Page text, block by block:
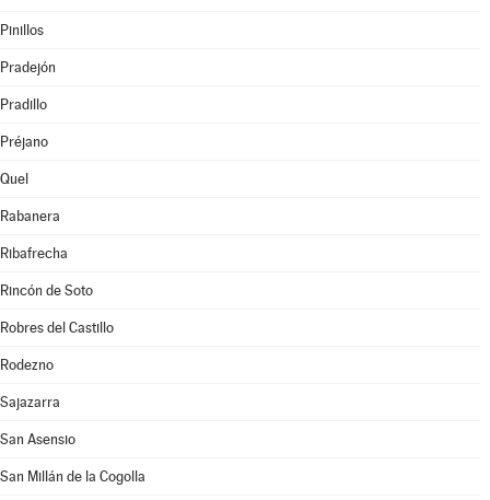
Pinillos
Pradejón
Pradillo
Préjano
Quel
Rabanera
Ribafrecha
Rincón de Soto
Robres del Castillo
Rodezno
Sajazarra
San Asensio
San Millán de la Cogolla